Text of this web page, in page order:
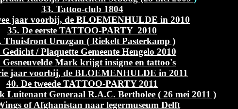
33. Tattoo-club 1804
jaar voorbij, de BLOEMENHULDE in 2010
35. De eerste TATTOO-PARTY 2010
Thuisfront Uruzgan ( Riekelt Pasterkamp )
Gedicht / Plaquette Gemeente Hengelo 2010
Gesneuvelde Mark krijgt insigne en tattoo's
jaar voorbij, de BLOEMENHULDE in 2011
40. De tweede TATTOO-PARTY 2011
Luitenant Generaal R.A.C. Bertholee ( 26 mei 2011 )
of Afghanistan naar legermuseum Delft